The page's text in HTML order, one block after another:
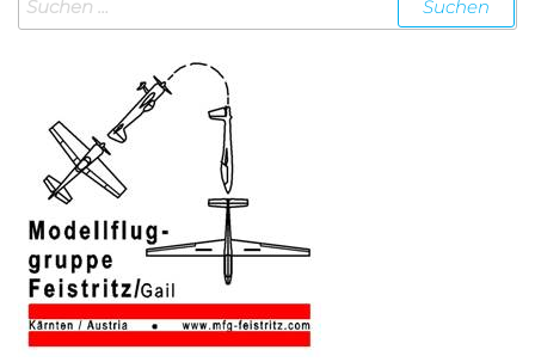
nach: